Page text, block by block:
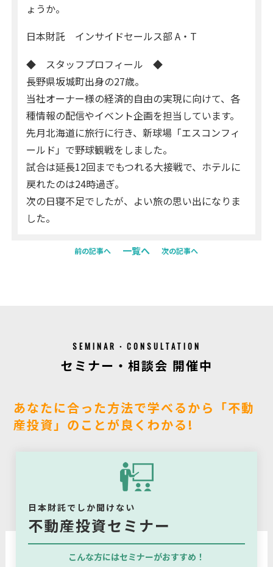
ょうか。
日本財託 インサイドセールス部 A・T
◆ スタッフプロフィール ◆
長野県坂城町出身の27歳。
当社オーナー様の経済的自由の実現に向けて、各
種情報の配信やイベント企画を担当しています。
先月北海道に旅行に行き、新球場「エスコンフィ
ールド」で野球観戦をしました。
試合は延長12回までもつれる大接戦で、ホテルに
戻れたのは24時過ぎ。
次の日寝不足でしたが、よい旅の思い出になりま
した。
前の記事へ 一覧へ 次の記事へ
SEMINAR・CONSULTATION
セミナー・相談会 開催中
あなたに合った方法で学べるから「不動
産投資」のことが良くわかる!
日本財託でしか聞けない
不動産投資セミナー
こんな方にはセミナーがおすすめ！